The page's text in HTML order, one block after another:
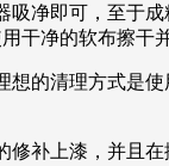
净即可，至于
干净的软布擦干
的清理方式是
补上漆，并且在